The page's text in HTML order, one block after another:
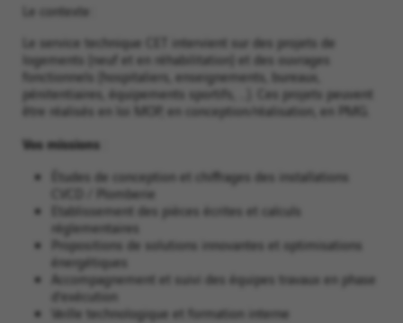
Le contexte :
Le service technique CET intervient sur des projets de
logements (neuf et en réhabilitation) et des ouvrages
fonctionnels (hospitaliers, enseignements, bureaux,
pénitentiaires, équipements sportifs, …). Ces projets peuvent
être réalisés en loi MOP, en conception/réalisation, en PMG.
Vos missions
Études de conception et chiffrages des installations
CVCD / Plomberie
Etablissement des pièces écrites et calculs
réglementaires
Propositions de solutions innovantes et optimisations
énergétiques
Accompagnement et suivi des équipes travaux en phase
d’exécution
Veille technologique et formation interne